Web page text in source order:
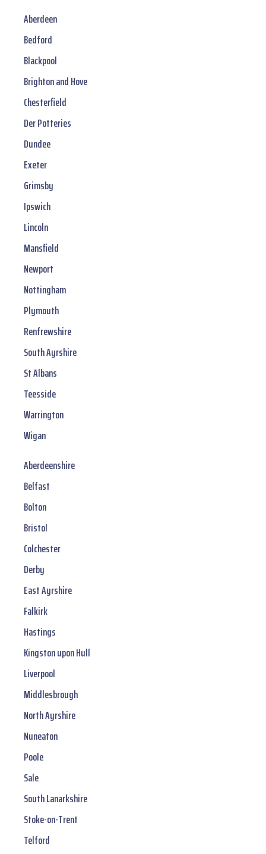
Aberdeen
Bedford
Blackpool
Brighton and Hove
Chesterfield
Der Potteries
Dundee
Exeter
Grimsby
Ipswich
Lincoln
Mansfield
Newport
Nottingham
Plymouth
Renfrewshire
South Ayrshire
St Albans
Teesside
Warrington
Wigan
Aberdeenshire
Belfast
Bolton
Bristol
Colchester
Derby
East Ayrshire
Falkirk
Hastings
Kingston upon Hull
Liverpool
Middlesbrough
North Ayrshire
Nuneaton
Poole
Sale
South Lanarkshire
Stoke-on-Trent
Telford